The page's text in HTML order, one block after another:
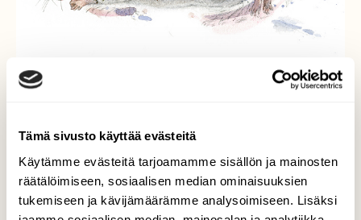
Tämä sivusto käyttää evästeitä
Käytämme evästeitä tarjoamamme sisällön ja mainosten
räätälöimiseen, sosiaalisen median ominaisuuksien
tukemiseen ja kävijämäärämme analysoimiseen. Lisäksi
Hangen vilistäjät